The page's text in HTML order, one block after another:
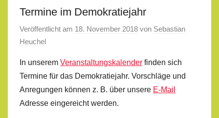
Termine im Demokratiejahr
Veröffentlicht am 18. November 2018 von Sebastian
Heuchel
In unserem Veranstaltungskalender finden sich
Termine für das Demokratiejahr. Vorschläge und
Anregungen können z. B. über unsere E-Mail
Adresse eingereicht werden.